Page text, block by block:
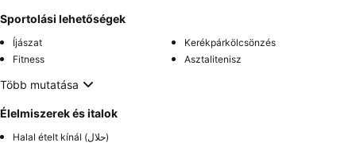
Sportolási lehetőségek
Íjászat
Kerékpárkölcsönzés
Fitness
Asztalitenisz
Több mutatása
Élelmiszerek és italok
Halal ételt kínál (حلال)